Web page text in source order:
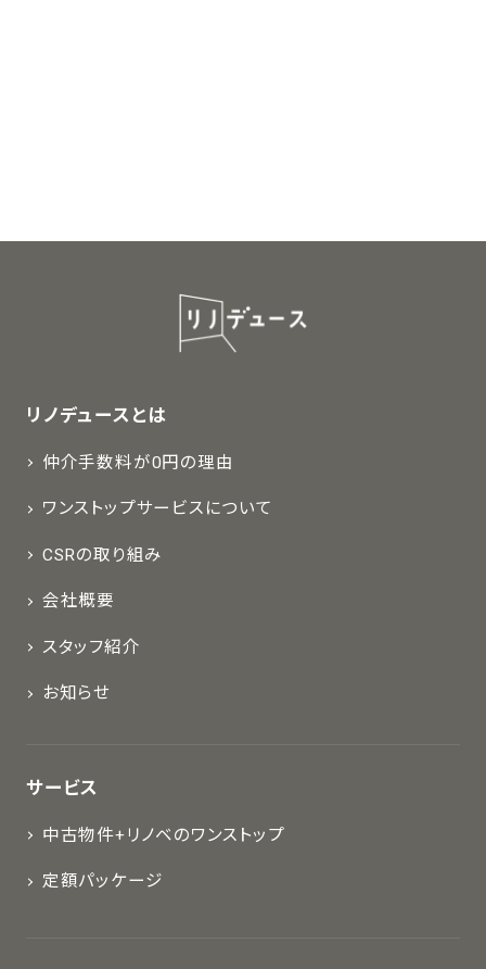
リノデュースとは
仲介手数料が0円の理由
ワンストップサービスについて
CSRの取り組み
会社概要
スタッフ紹介
お知らせ
サービス
中古物件+リノベのワンストップ
定額パッケージ